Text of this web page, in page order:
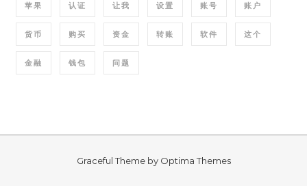
苹果 认证 让我 设置 账号 账户
货币 购买 资金 转账 软件 这个
金融 钱包 问题
Graceful Theme by Optima Themes